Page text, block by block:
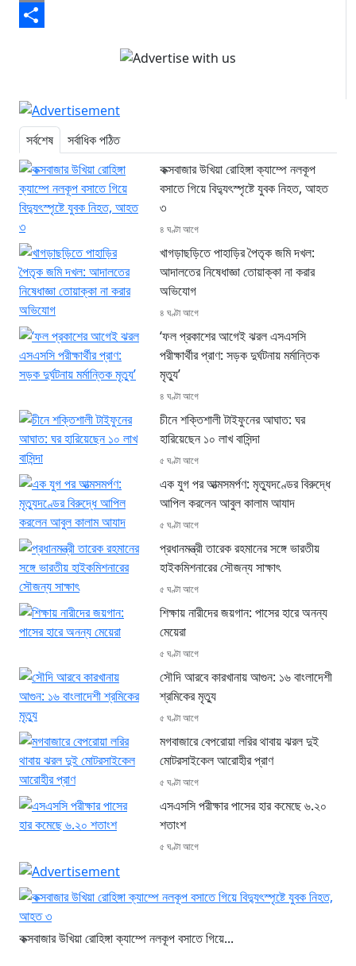
Email
সর্বশেষ
সর্বাধিক পঠিত
কক্সবাজার উখিয়া রোহিঙ্গা ক্যাম্পে নলকূপ
বসাতে গিয়ে বিদ্যুৎস্পৃষ্টে যুবক নিহত, আহত
৩
৪ ঘণ্টা আগে
খাগড়াছড়িতে পাহাড়ির পৈতৃক জমি দখল:
আদালতের নিষেধাজ্ঞা তোয়াক্কা না করার
অভিযোগ
৪ ঘণ্টা আগে
‘ফল প্রকাশের আগেই ঝরল এসএসসি
পরীক্ষার্থীর প্রাণ: সড়ক দুর্ঘটনায় মর্মান্তিক
মৃত্যু’
৪ ঘণ্টা আগে
চীনে শক্তিশালী টাইফুনের আঘাত: ঘর
হারিয়েছেন ১০ লাখ বাসিন্দা
৫ ঘণ্টা আগে
এক যুগ পর আত্মসমর্পণ: মৃত্যুদণ্ডের বিরুদ্ধে
আপিল করলেন আবুল কালাম আযাদ
৫ ঘণ্টা আগে
প্রধানমন্ত্রী তারেক রহমানের সঙ্গে ভারতীয়
হাইকমিশনারের সৌজন্য সাক্ষাৎ
৫ ঘণ্টা আগে
শিক্ষায় নারীদের জয়গান: পাসের হারে অনন্য
মেয়েরা
৫ ঘণ্টা আগে
সৌদি আরবে কারখানায় আগুন: ১৬ বাংলাদেশী
শ্রমিকের মৃত্যু
৫ ঘণ্টা আগে
মগবাজারে বেপরোয়া লরির থাবায় ঝরল দুই
মোটরসাইকেল আরোহীর প্রাণ
৫ ঘণ্টা আগে
এসএসসি পরীক্ষার পাসের হার কমেছে ৬.২০
শতাংশ
৫ ঘণ্টা আগে
কক্সবাজার উখিয়া রোহিঙ্গা ক্যাম্পে নলকূপ বসাতে গিয়ে...